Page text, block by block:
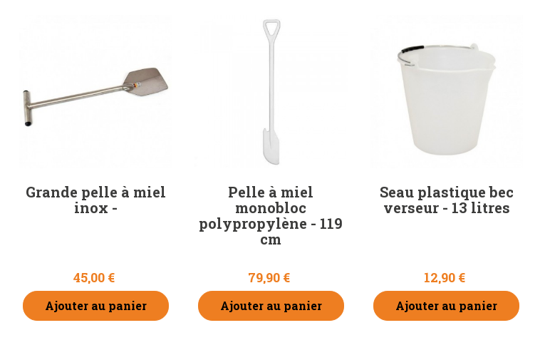
Grande pelle à miel
inox -
45,00 €
Ajouter au panier
Pelle à miel
monobloc
polypropylène - 119
cm
79,90 €
Ajouter au panier
Seau plastique bec
verseur - 13 litres
12,90 €
Ajouter au panier